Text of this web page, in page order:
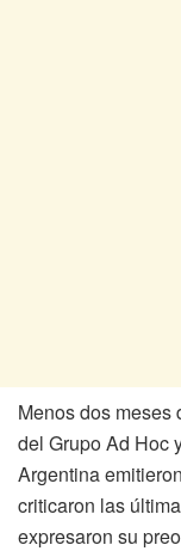
Menos dos meses
del Grupo Ad Hoc
Argentina
criticaron las
expresaron su